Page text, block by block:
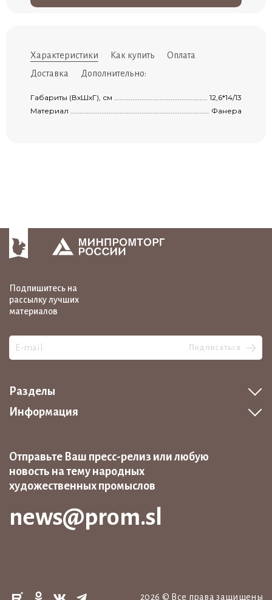
Характеристики Как купить
Оплата
Доставка
Дополнительно:
Габариты (ВхШхГ), см
12,6*14/13
Материал
Фанера
Подпишитесь на
рассылку лучших
материалов
Подписаться
Разделы
Информация
Отправьте Ваш пресс-релиз или любую
новость на тему народных
художественных промыслов
news@prom.sl
2026 © Все права защищены